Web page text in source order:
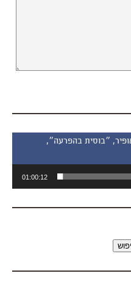
פרסי אופיר, ״בוסית בהפרעה״,
01:00:12